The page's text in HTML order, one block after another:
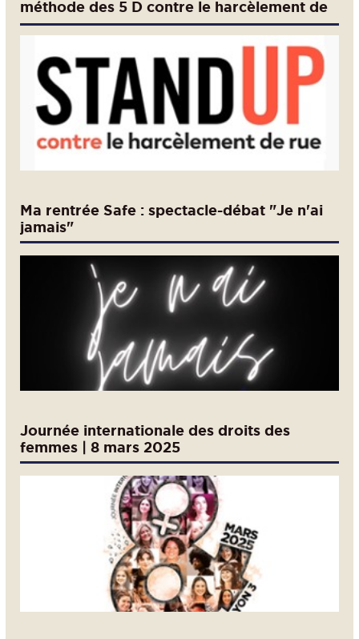
méthode des 5 D contre le harcèlement de
rue
Ma rentrée Safe : spectacle-débat "Je n'ai
jamais"
Journée internationale des droits des
femmes | 8 mars 2025